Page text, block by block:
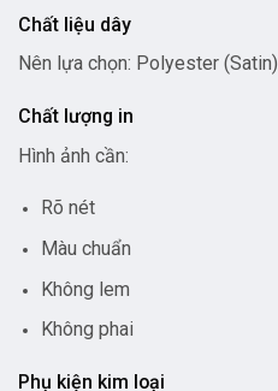
Chất liệu dây
Nên lựa chọn: Polyester (Satin)
Chất lượng in
Hình ảnh cần:
Rõ nét
Màu chuẩn
Không lem
Không phai
Phụ kiện kim loại